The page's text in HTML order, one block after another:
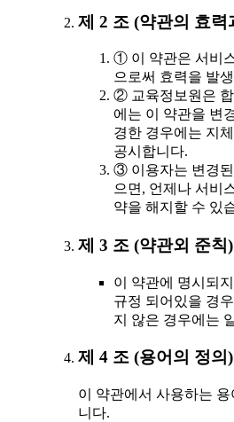
제 2 조 (약관의 효력
① 이 약관은 서비
으로써 효력을 발
② 교육정보원은
에는 이 약관을 변
경한 경우에는 지
공시합니다.
③ 이용자는 변경
으면, 언제나 서비
약을 해지할 수 있
제 3 조 (약관외 준칙)
이 약관에 명시되
규정 되어있을 경
지 않은 경우에는
제 4 조 (용어의 정의)
이 약관에서 사용하는
니다.